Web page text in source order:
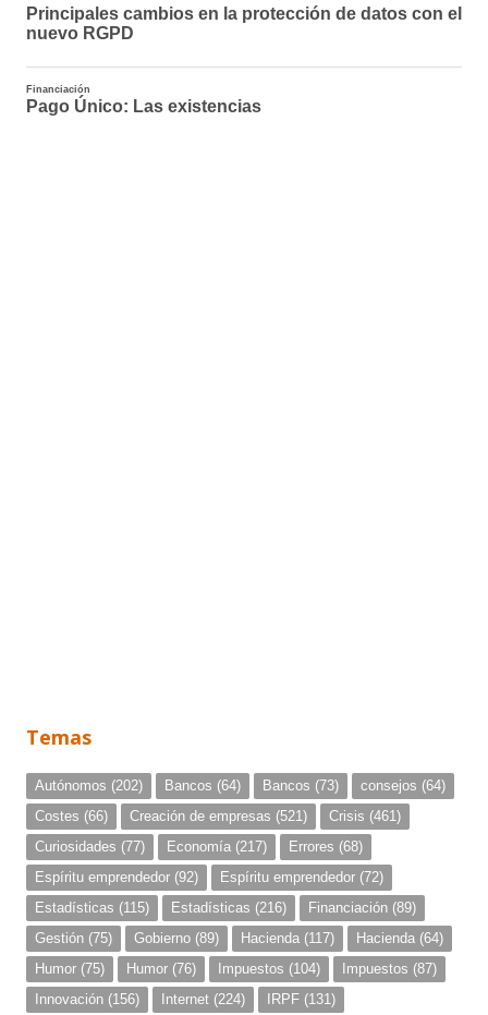
Temas
Autónomos (202) Bancos (64) Bancos (73) consejos (64)
Costes (66) Creación de empresas (521) Crisis (461)
Curiosidades (77) Economía (217) Errores (68)
Espíritu emprendedor (92) Espíritu emprendedor (72)
Estadísticas (115) Estadísticas (216) Financiación (89)
Gestión (75) Gobierno (89) Hacienda (117) Hacienda (64)
Humor (75) Humor (76) Impuestos (104) Impuestos (87)
Innovación (156) Internet (224) IRPF (131)